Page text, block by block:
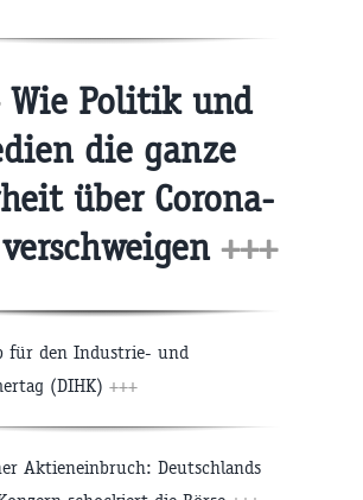
Wie Politik und
die ganze
über Corona-
+++
für den Industrie- und
(DIHK) +++
Aktieneinbruch: Deutschlands